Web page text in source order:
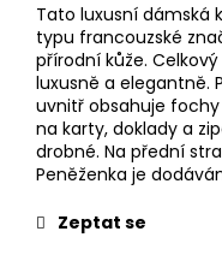
Tato luxusní dámská
typu francouzské
přírodní kůže.
luxusně a elegantně.
uvnitř obsahuje
na karty, doklady a
drobné. Na přední
Peněženka je
Zeptat se